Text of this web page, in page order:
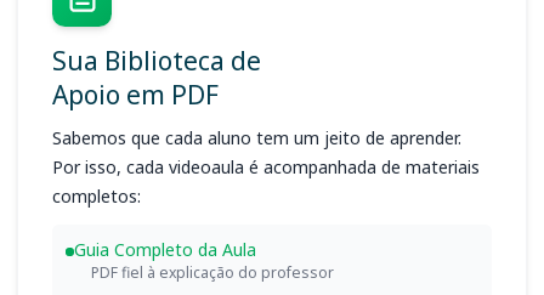
Sua Biblioteca de
Apoio em PDF
Sabemos que cada aluno tem um jeito de aprender.
Por isso, cada videoaula é acompanhada de materiais
completos:
Guia Completo da Aula
PDF fiel à explicação do professor